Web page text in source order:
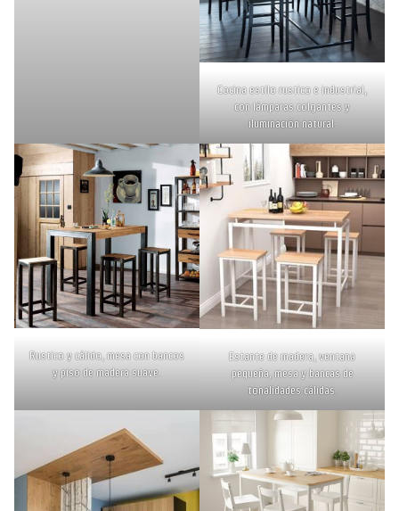
Cocina estilo rustico e industrial,
con lámparas colgantes y
iluminación natural.
Rustico y cálido, mesa con bancos
y piso de madera suave.
Estante de madera, ventana
pequeña, mesa y bancas de
tonalidades cálidas.